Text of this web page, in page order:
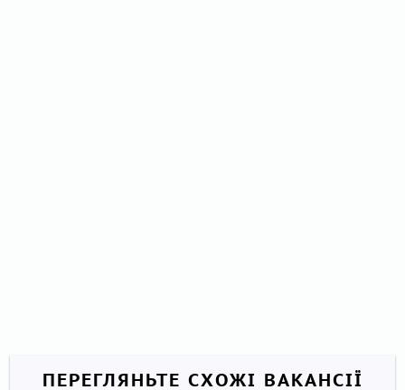
ПЕРЕГЛЯНЬТЕ СХОЖІ ВАКАНСІЇ